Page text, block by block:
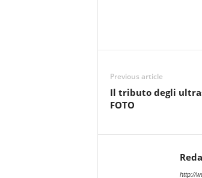
Previous article
Il tributo degli
FOTO
http://